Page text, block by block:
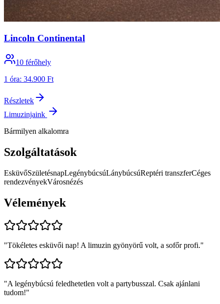
Lincoln Continental
10 férőhely
1 óra: 34.900 Ft
Részletek
Limuzinjaink
Bármilyen alkalomra
Szolgáltatások
EsküvőSzületésnapLegénybúcsúLánybúcsúReptéri transzferCéges
rendezvényekVárosnézés
Vélemények
"Tökéletes esküvői nap! A limuzin gyönyörű volt, a sofőr profi."
"A legénybúcsú feledhetetlen volt a partybusszal. Csak ajánlani
tudom!"